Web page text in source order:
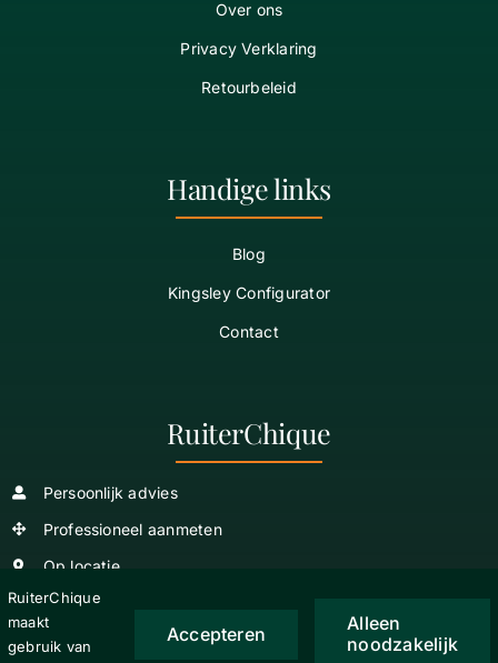
Over ons
Privacy Verklaring
Retourbeleid
Handige links
Blog
Kingsley Configurator
Contact
RuiterChique
Persoonlijk advies
Professioneel aanmeten
Op locatie
Copyright Privacy verklaring
RuiterChique
maakt
gebruik van
Accepteren
Alleen
noodzakelijk